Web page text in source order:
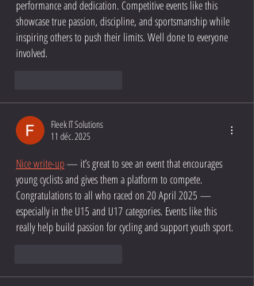
performance and dedication. Competitive events like this
showcase true passion, discipline, and sportsmanship while
inspiring others to push their limits. Well done to everyone
involved.
Fleek IT Solutions
11 déc. 2025
Nice write-up — it’s great to see an event that encourages
young cyclists and gives them a platform to compete.
Congratulations to all who raced on 20 April 2025 —
especially in the U15 and U17 categories. Events like this
really help build passion for cycling and support youth sport.